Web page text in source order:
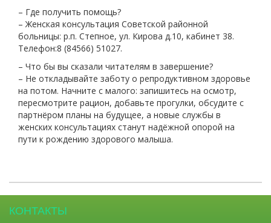
– Где получить помощь?
– Женская консультация Советской районной
больницы: р.п. Степное, ул. Кирова д.10, кабинет 38.
Телефон:8 (84566) 51027.
– Что бы вы сказали читателям в завершение?
– Не откладывайте заботу о репродуктивном здоровье
на потом. Начните с малого: запишитесь на осмотр,
пересмотрите рацион, добавьте прогулки, обсудите с
партнёром планы на будущее, а новые службы в
женских консультациях станут надёжной опорой на
пути к рождению здорового малыша.
КОНТАКТЫ